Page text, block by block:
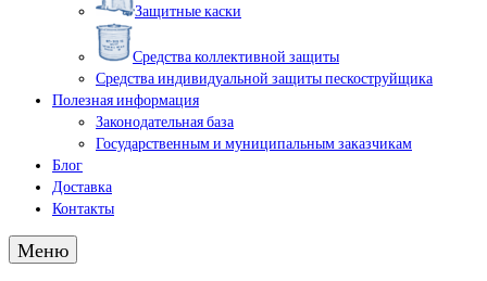
Защитные каски
Средства коллективной защиты
Средства индивидуальной защиты пескоструйщика
Полезная информация
Законодательная база
Государственным и муниципальным заказчикам
Блог
Доставка
Контакты
Меню